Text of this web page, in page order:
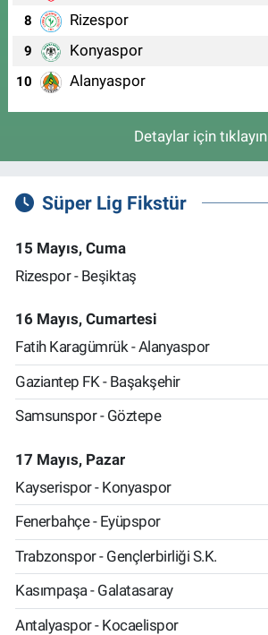
8 Rizespor
9 Konyaspor
10 Alanyaspor
Detaylar için tıklayın
Süper Lig Fikstür
15 Mayıs, Cuma
Rizespor - Beşiktaş
16 Mayıs, Cumartesi
Fatih Karagümrük - Alanyaspor
Gaziantep FK - Başakşehir
Samsunspor - Göztepe
17 Mayıs, Pazar
Kayserispor - Konyaspor
Fenerbahçe - Eyüpspor
Trabzonspor - Gençlerbirliği S.K.
Kasımpaşa - Galatasaray
Antalyaspor - Kocaelispor